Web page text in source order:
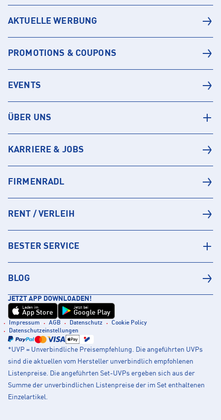
AKTUELLE WERBUNG
PROMOTIONS & COUPONS
EVENTS
ÜBER UNS
KARRIERE & JOBS
FIRMENRADL
RENT / VERLEIH
BESTER SERVICE
BLOG
JETZT APP DOWNLOADEN!
Laden im
App Store
Jetzt bei
Google Play
Impressum AGB Datenschutz
Cookie Policy
Datenschutzeinstellungen
*UVP = Unverbindliche Preisempfehlung. Die angeführten UVPs
sind die aktuellen vom Hersteller unverbindlich empfohlenen
Listenpreise. Die angeführten Set-UVPs ergeben sich aus der
Summe der unverbindlichen Listenpreise der im Set enthaltenen
Einzelartikel.